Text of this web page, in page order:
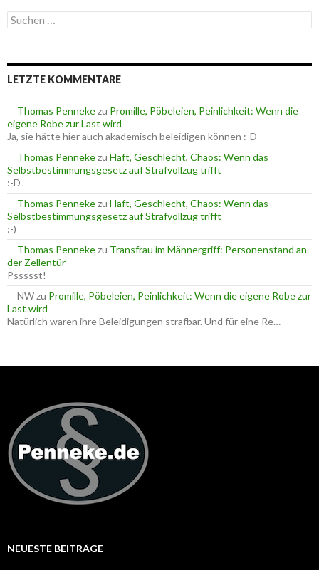
g
o
n
S
u
e
n
c
h
:
LETZTE KOMMENTARE
Thomas Pennekezu Promille, Pöbeleien, Peinlichkeit: Wenn die
eigene Robe zur Last wird
Ja, sie hätte hier auch akademisch beleidigen können :-D
Thomas Pennekezu Haft, Geschlecht, Chaos: Wenn das
Selbstbestimmungsgesetz auf Strafvollzug trifft
:-D
Thomas Pennekezu Haft, Geschlecht, Chaos: Wenn das
Selbstbestimmungsgesetz auf Strafvollzug trifft
:-)
Thomas Pennekezu Transfrau im Männergriff: Personenstand an
der Zellentür
Pssssst!
NWzu Promille, Pöbeleien, Peinlichkeit: Wenn die eigene Robe zur
Last wird
Natürlich waren ihre Beleidigungen strafbar. Und für eine Re…
NEUESTE BEITRÄGE